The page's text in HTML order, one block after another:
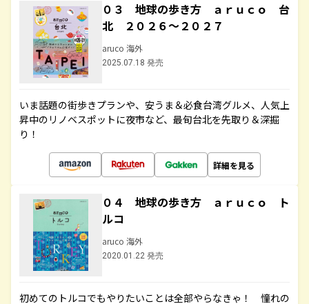
０３ 地球の歩き方 ａｒｕｃｏ 台
北 ２０２６～２０２７
aruco 海外
2025.07.18 発売
いま話題の街歩きプランや、安うま＆必食台湾グルメ、人気上
昇中のリノベスポットに夜市など、最旬台北を先取り＆深掘
り！
詳細を見る
０４ 地球の歩き方 ａｒｕｃｏ ト
ルコ
aruco 海外
2020.01.22 発売
初めてのトルコでもやりたいことは全部やらなきゃ！ 憧れの